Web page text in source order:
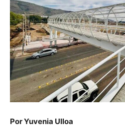
Por Yuvenia Ulloa